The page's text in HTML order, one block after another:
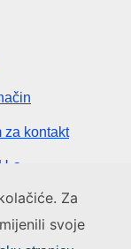
Za
svoje
za kontakt
a